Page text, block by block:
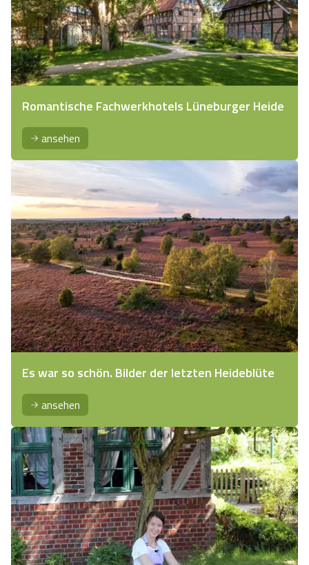
Romantische Fachwerkhotels Lüneburger Heide
ansehen
Es war so schön. Bilder der letzten Heideblüte
ansehen